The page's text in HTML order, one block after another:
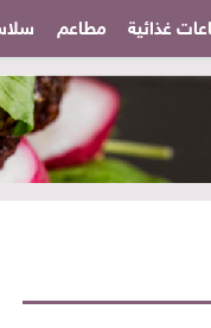
غذائية مطاعم